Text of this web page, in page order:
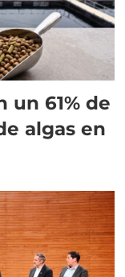
un 61% de
algas en